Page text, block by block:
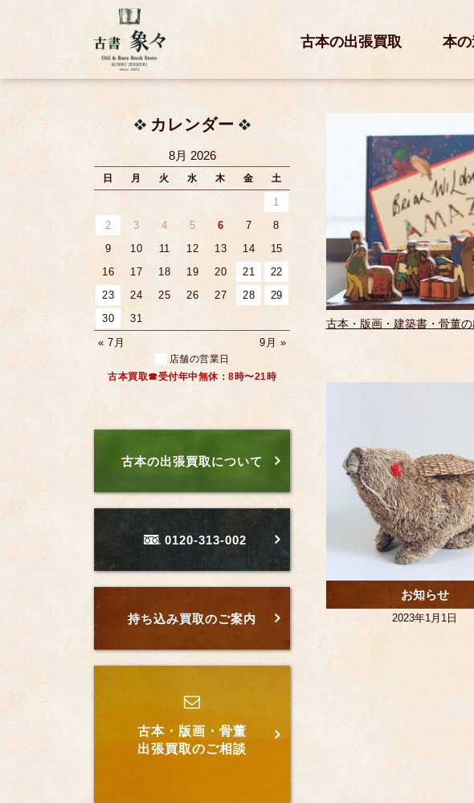
古本の出張買取 本
古本・版画・建築書・骨董
お知らせ
2023年1月1日
カレンダー
8月 2026
日 月 火 水 木 金 土
1
2
3 4 5 6 7
8
9
10 11 12 13 14
15
16
17 18 19 20 21
22
23
24 25 26 27 28
29
30
31
« 7月
9月 »
店舗の営業日
古本買取☎受付年中無休：8時〜21時
古本の出張買取について
0120-313-002
持ち込み買取のご案内
古本・版画・骨董
出張買取のご相談